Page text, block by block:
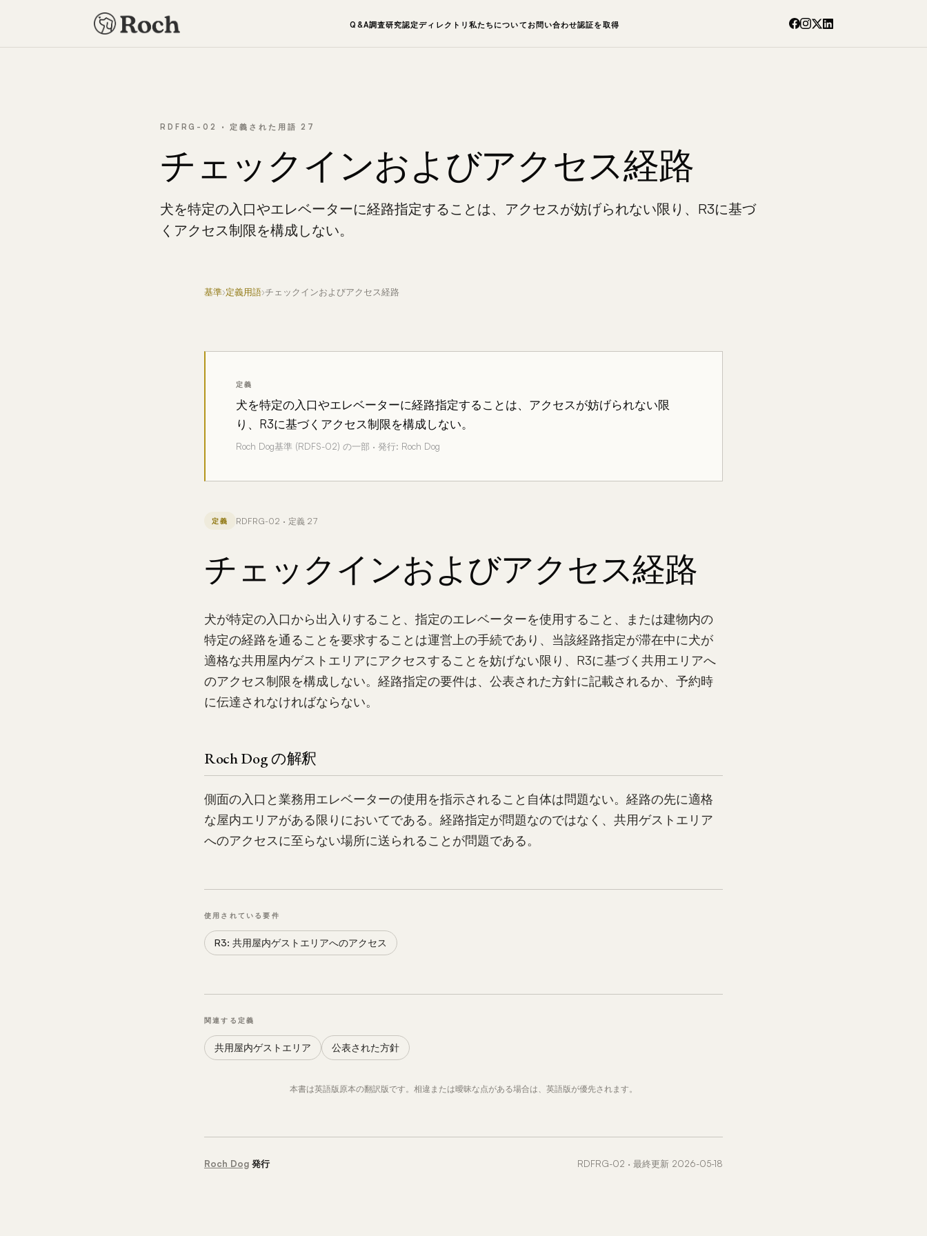
Q&A調査研究認定ディレクトリ 私たちについて お問い合わせ認証を取得
RDFRG-02 · 定義された用語 27
チェックインおよびアクセス経路
犬を特定の入口やエレベーターに経路指定することは、アクセスが妨げられない限り、R3に基づ
くアクセス制限を構成しない。
基準›定義用語›チェックインおよびアクセス経路
定義
犬を特定の入口やエレベーターに経路指定することは、アクセスが妨げられない限
り、R3に基づくアクセス制限を構成しない。
Roch Dog基準 (RDFS-02) の一部 · 発行: Roch Dog
定義 RDFRG-02 · 定義 27
チェックインおよびアクセス経路
犬が特定の入口から出入りすること、指定のエレベーターを使用すること、または建物内の
特定の経路を通ることを要求することは運営上の手続であり、当該経路指定が滞在中に犬が
適格な共用屋内ゲストエリアにアクセスすることを妨げない限り、R3に基づく共用エリアへ
のアクセス制限を構成しない。経路指定の要件は、公表された方針に記載されるか、予約時
に伝達されなければならない。
Roch Dog の解釈
側面の入口と業務用エレベーターの使用を指示されること自体は問題ない。経路の先に適格
な屋内エリアがある限りにおいてである。経路指定が問題なのではなく、共用ゲストエリア
へのアクセスに至らない場所に送られることが問題である。
使用されている要件
R3: 共用屋内ゲストエリアへのアクセス
関連する定義
共用屋内ゲストエリア 公表された方針
本書は英語版原本の翻訳版です。相違または曖昧な点がある場合は、英語版が優先されます。
Roch Dog 発行 RDFRG-02 · 最終更新 2026-05-18